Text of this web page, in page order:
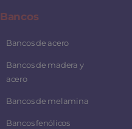
Bancos
Bancos de acero
Bancos de madera y
acero
Bancos de melamina
Bancos fenólicos